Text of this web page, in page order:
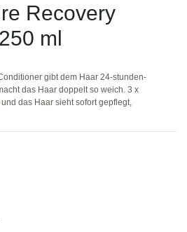
Recovery
ml
gibt dem Haar 24-stunden-
das Haar doppelt so weich. 3 x
das Haar sieht sofort gepflegt,